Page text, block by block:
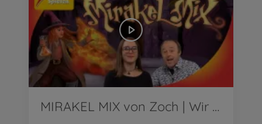
MIRAKEL MIX von Zoch | Wir stellen vor!